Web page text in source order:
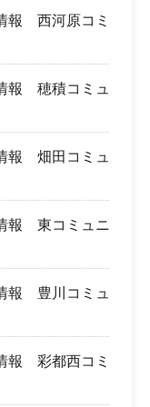
報 西河原コミ
報 穂積コミュ
報 畑田コミュ
報 東コミュニ
報 豊川コミュ
報 彩都西コミ